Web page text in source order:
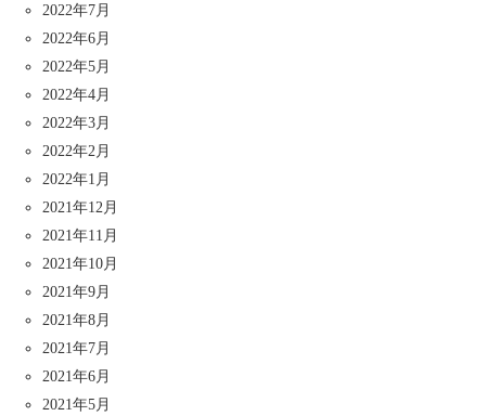
2022年7月
2022年6月
2022年5月
2022年4月
2022年3月
2022年2月
2022年1月
2021年12月
2021年11月
2021年10月
2021年9月
2021年8月
2021年7月
2021年6月
2021年5月